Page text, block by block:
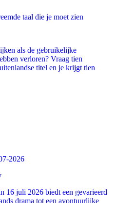
taal die je moet zien
als de gebruikelijke
verloren? Vraag tien
titel en je krijgt tien
2026
16 juli 2026 biedt een gevarieerd
drama tot een avontuurlijke